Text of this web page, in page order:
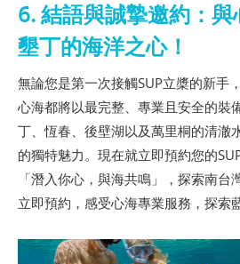
6. 結語與誠摯邀約：
墾丁的海洋之心！
無論您是第一次接觸SUP立槳的新手
心海都將以最完整、專業且安全的裝
丁、恆春、後壁湖以及萬里桐的清澈
的獨特魅力。現在就立即預約您的
「潛入你心，與海共鳴」，探索南台
立即預約，感受心海專業服務，探索